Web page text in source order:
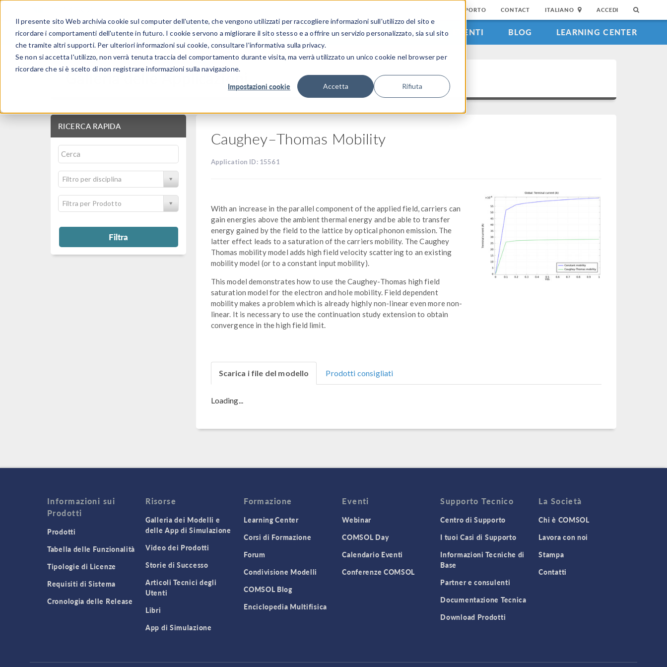
Il presente sito Web archivia cookie sul computer dell'utente, che vengono utilizzati per raccogliere informazioni sull'utilizzo del sito e
ricordare i comportamenti dell'utente in futuro. I cookie servono a migliorare il sito stesso e a offrire un servizio personalizzato, sia sul sito
che tramite altri supporti. Per ulteriori informazioni sui cookie, consultare l'informativa sulla privacy.
Se non si accetta l'utilizzo, non verrà tenuta traccia del comportamento durante visita, ma verrà utilizzato un unico cookie nel browser per
ricordare che si è scelto di non registrare informazioni sulla navigazione.
Impostazioni cookie Accetta Rifiuta
CENTRO DI SUPPORTO CONTACT ITALIANO ACCEDI
PRODOTTI SETTORI INDUSTRIALI GALLERIA DEI VIDEO EVENTI BLOG LEARNING CENTER
Galleria delle Applicazioni
RICERCA RAPIDA
Filtro per disciplina
Filtra per Prodotto
Filtra
Caughey–Thomas Mobility
Application ID: 15561
With an increase in the parallel component of the applied field, carriers can
gain energies above the ambient thermal energy and be able to transfer
energy gained by the field to the lattice by optical phonon emission. The
latter effect leads to a saturation of the carriers mobility. The Caughey
Thomas mobility model adds high field velocity scattering to an existing
mobility model (or to a constant input mobility).
This model demonstrates how to use the Caughey-Thomas high field
saturation model for the electron and hole mobility. Field dependent
mobility makes a problem which is already highly non-linear even more non-
linear. It is necessary to use the continuation study extension to obtain
convergence in the high field limit.
Scarica i file del modello Prodotti consigliati
Loading...
Informazioni sui
Prodotti
Prodotti
Tabella delle Funzionalità
Tipologie di Licenze
Requisiti di Sistema
Cronologia delle Release
Risorse
Galleria dei Modelli e
delle App di Simulazione
Video dei Prodotti
Storie di Successo
Articoli Tecnici degli
Utenti
Libri
App di Simulazione
Formazione
Learning Center
Corsi di Formazione
Forum
Condivisione Modelli
COMSOL Blog
Enciclopedia Multifisica
Eventi
Webinar
COMSOL Day
Calendario Eventi
Conferenze COMSOL
Supporto Tecnico
Centro di Supporto
I tuoi Casi di Supporto
Informazioni Tecniche di
Base
Partner e consulenti
Documentazione Tecnica
Download Prodotti
La Società
Chi è COMSOL
Lavora con noi
Stampa
Contatti